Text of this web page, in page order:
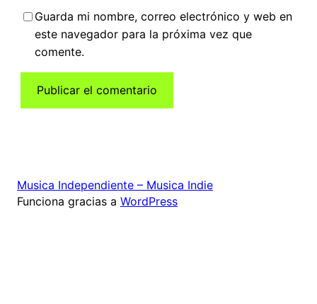
Guarda mi nombre, correo electrónico y web en
este navegador para la próxima vez que
comente.
Musica Independiente – Musica Indie
Funciona gracias a WordPress